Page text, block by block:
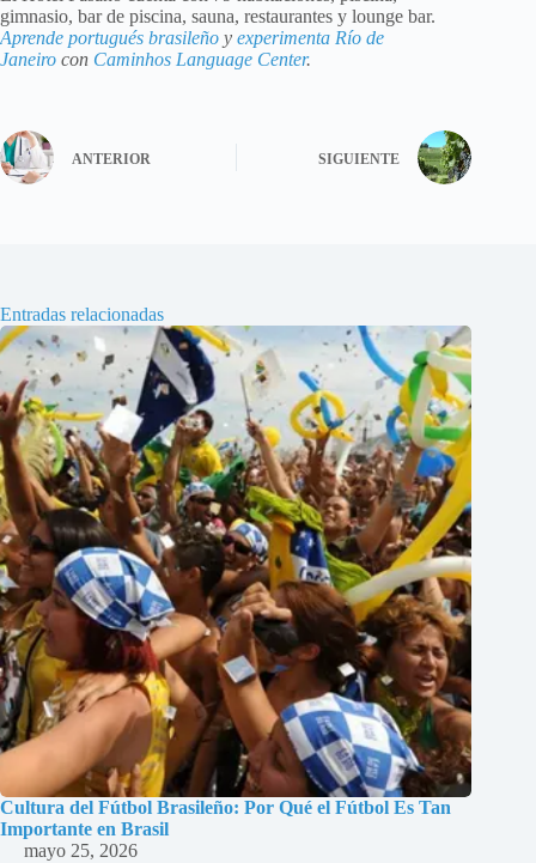
gimnasio, bar de piscina, sauna, restaurantes y lounge bar.
Aprende portugués brasileño y experimenta Río de
Janeiro con Caminhos Language Center.
ANTERIOR SIGUIENTE
Entradas relacionadas
Cultura del Fútbol Brasileño: Por Qué el Fútbol Es Tan
Importante en Brasil
mayo 25, 2026